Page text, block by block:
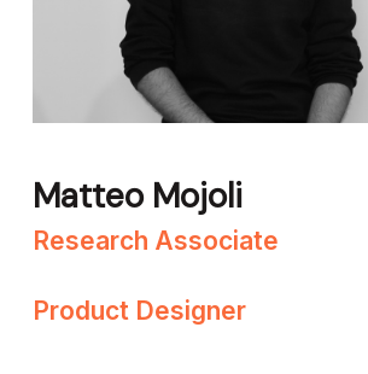
Matteo Mojoli
Research Associate
Product Designer